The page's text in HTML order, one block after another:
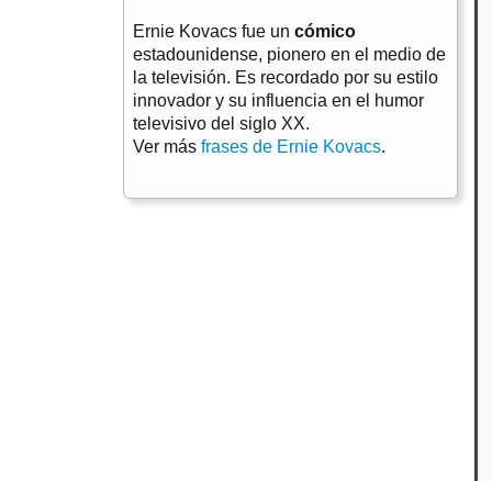
Ernie Kovacs fue un cómico
estadounidense, pionero en el medio de
la televisión. Es recordado por su estilo
innovador y su influencia en el humor
televisivo del siglo XX.
Ver más frases de Ernie Kovacs.